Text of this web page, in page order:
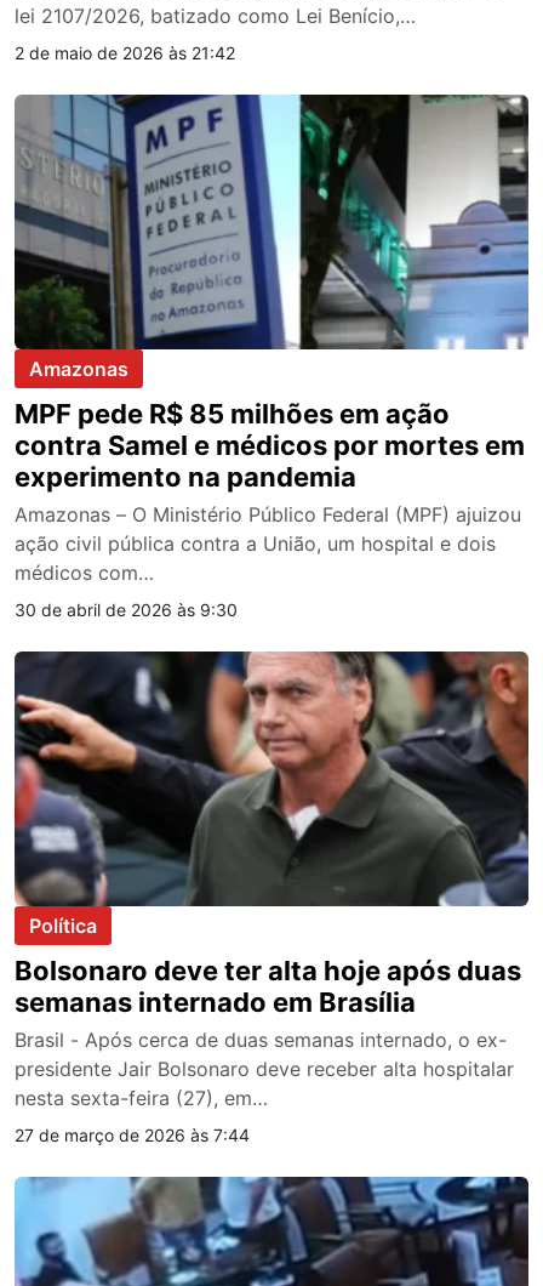
lei 2107/2026, batizado como Lei Benício,…
2 de maio de 2026 às 21:42
Amazonas
MPF pede R$ 85 milhões em ação
contra Samel e médicos por mortes em
experimento na pandemia
Amazonas – O Ministério Público Federal (MPF) ajuizou
ação civil pública contra a União, um hospital e dois
médicos com…
30 de abril de 2026 às 9:30
Política
Bolsonaro deve ter alta hoje após duas
semanas internado em Brasília
Brasil - Após cerca de duas semanas internado, o ex-
presidente Jair Bolsonaro deve receber alta hospitalar
nesta sexta-feira (27), em…
27 de março de 2026 às 7:44